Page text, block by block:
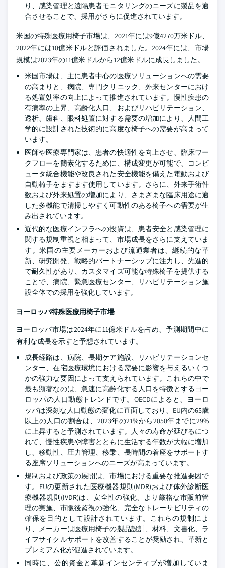
り、感染管理と遠隔患者モニタリングのニーズに製品を適
合させることで、採用がさらに促進されています。
米国の特殊医療用椅子市場は、2021年には9億4270万米ドル、
2022年には10億米ドルと評価されました。2024年には、市場
規模は2023年の11億米ドルから12億米ドルに成長しました。
米国市場は、主に患者中心の医療ソリューションへの需要
の高まりと、病院、専門クリニック、外来センターにおけ
る処置効率の向上によって推進されています。慢性疾患の
有病率の上昇、高齢化人口、およびリハビリテーション、
透析、歯科、眼科処置に対する需要の増加により、人間工
学的に設計された技術的に高度な椅子への需要が高まって
います。
医師や医療専門家は、患者の快適性を向上させ、臨床ワー
クフローを簡素化するために、構成変更が可能で、コンピ
ュータ統合機能や改良された安全機能を備えた電動および
自動椅子をますます使用しています。さらに、外来手術件
数および外来処置の増加により、さまざまな臨床用途に適
した多機能で清掃しやすく可動性のある椅子への需要が生
み出されています。
近代的な医療インフラへの投資は、患者安全と感染管理に
関する規制重視と相まって、市場成長をさらに支えていま
す。米国の主要メーカーおよび流通業者は、継続的な革
新、研究開発、戦略的パートナーシップに注力し、先進的
で耐久性があり、カスタマイズ可能な特殊椅子を提供する
ことで、病院、緊急医療センター、リハビリテーション施
設全体での採用を強化しています。
ヨーロッパ特殊医療用椅子市場
ヨーロッパ市場は2024年に11億米ドルを占め、予測期間中に
有利な成長を示すと予想されています。
成長経路は、病院、長期ケア施設、リハビリテーションセ
ンター、在宅医療環境における需要に影響を与えるいくつ
かの強力な要因によって支えられています。これらの中で
最も顕著なのは、急速に高齢化する人口を特徴とするヨー
ロッパの人口動態トレンドです。OECDによると、ヨーロ
ッパは深刻な人口動態の変化に直面しており、EU内の65歳
以上の人口の割合は、2023年の21%から2050年までに29%
に上昇すると予測されています。人々の寿命が延びるにつ
れて、慢性疾患や障害とともに生活する年数が大幅に増加
し、移動性、圧力管理、移乗、長時間の着座をサポートす
る座席ソリューションへのニーズが高まっています。
規制および政策の展開は、市場における重要な推進要因で
す。EUの更新された医療機器規則(MDR)および体外診断医
療機器規則(IVDR)は、安全性の強化、より厳格な市販前管
理の実施、市販後監視の強化、完全なトレーサビリティの
確保を目的として設計されています。これらの規制によ
り、メーカーは医療用椅子の製品設計、材料、文書化、ラ
イフサイクルサポートを改善することが奨励され、革新と
プレミアム化が促進されています。
同時に、公的資金と革新インセンティブが増加していま